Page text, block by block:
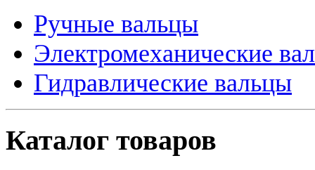
Ручные вальцы
Электромеханические
Гидравлические вальцы
Каталог товаров